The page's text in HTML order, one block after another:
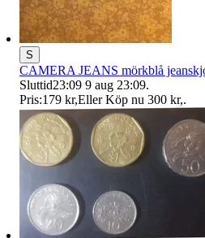
S
CAMERA JEANS mörkblå
Sluttid23:09 9 aug 23:09.
Pris:179 kr,Eller Köp nu 300 kr,.